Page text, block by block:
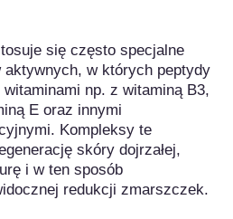
się często specjalne
aktywnych, w których peptydy
witaminami np. z witaminą B3,
E oraz innymi
Kompleksy te
skóry dojrzałej,
i w ten sposób
redukcji zmarszczek.